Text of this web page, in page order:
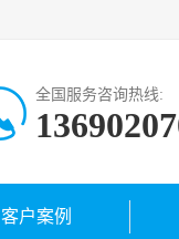
全国服务咨询热线:
客户案例